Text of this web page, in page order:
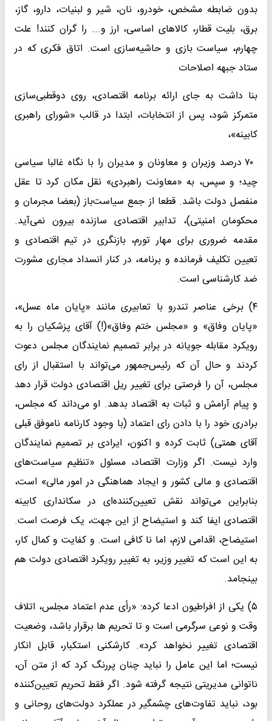
بدون ضابطه مشخص، خودرو، نان، شیر و لبنیات، دارو، گاز،
برق، بلیت قطار، کالاهای اساسی، ارز و... را گران کنند! علت
چهارم، سیاست بازی و حاشیه‌سازی است. اتاق فکری که در
ستاد جبهه اصلاحات
بنا داشت به جای ارائه برنامه اقتصادی، روی دوقطبی‌سازی
متمرکز شود، پس از انتخابات، ابتدا در قالب «شورای راهبری
کابینه»،
۷۰ درصد وزیران و معاونان و مدیران را با نگاه غالبا سیاسی
چید؛ و سپس، به «معاونت راهبردی» نقل مکان کرد تا عقل
منفصل دولت باشد. قطعا از جمع سیاست‌باز (بعضا مجرمان و
محکومان امنیتی)، تدابیر اقتصادی سازنده بیرون نمی‌آید.
مقدمه ضروری برای مهار تورم، بازنگری در تیم اقتصادی و
تعیین تکلیف فرمانده و برنامه، در کنار انسداد مجاری مشورت
ضد کارشناسی است.
۴) برخی عناصر تندرو با تعابیری مانند «پایان ماه عسل»،
«پایان وفاق» و «مجلس ختم وفاق»(!) آقای پزشکیان را به
رویکرد مقابله جویانه در برابر تصمیم نمایندگان مجلس دعوت
کردند و حال آن که رئیس‌جمهور می‌تواند با استقبال از رای
مجلس، آن را فرصتی برای تغییر ریل اقتصادی دولت قرار دهد
و پیام آرامش و ثبات به اقتصاد بدهد. او می‌داند که مجلس،
برادری خود را با دادن رای اعتماد (با وجود کارنامه ناموفق قبلی
آقای همتی) ثابت کرده و اکنون، ایرادی بر تصمیم نمایندگان
وارد نیست. اگر وزارت اقتصاد، مسئول «تنظیم سیاست‌های
اقتصادی و مالی کشور و ایجاد هماهنگی در امور مالی» است،
بنابراین می‌تواند نقش تعیین‌کننده‌ای در سکانداری کابینه
اقتصادی ایفا کند و استیضاح از این جهت، یک فرصت است.
استیضاح، اقدامی لازم، اما نا کافی است. و کفایت و کمال کار،
به این است که تغییر وزیر، به تغییر رویکرد اقتصادی دولت هم
بینجامد.
۵) یکی از افراطیون ادعا کرده: «رأی عدم‌ اعتماد مجلس، اتلاف
وقت و نوعی سرگرمی است و تا تحریم ‌ها برقرار باشد، وضعیت
اقتصادی تغییر نخواهد کرد». کارشکنی استکبار، قابل انکار
نیست؛ اما این عامل را نباید چنان پررنگ کرد که از متن آن،
ناتوانی مدیریتی نتیجه گرفته شود. اگر فقط تحریم تعیین‌کننده
بود، نباید تفاوت‌های چشمگیر در عملکرد دولت‌های روحانی و